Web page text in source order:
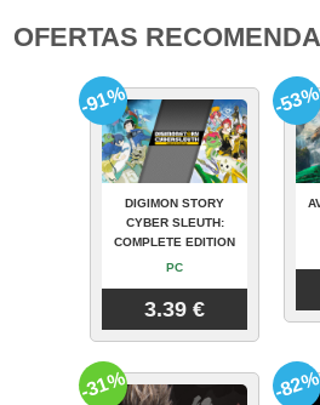
OFERTAS
DIGIMON STORY
CYBER SLEUTH:
COMPLETE EDITION
PC
3.39 €
-91% -
-31% -